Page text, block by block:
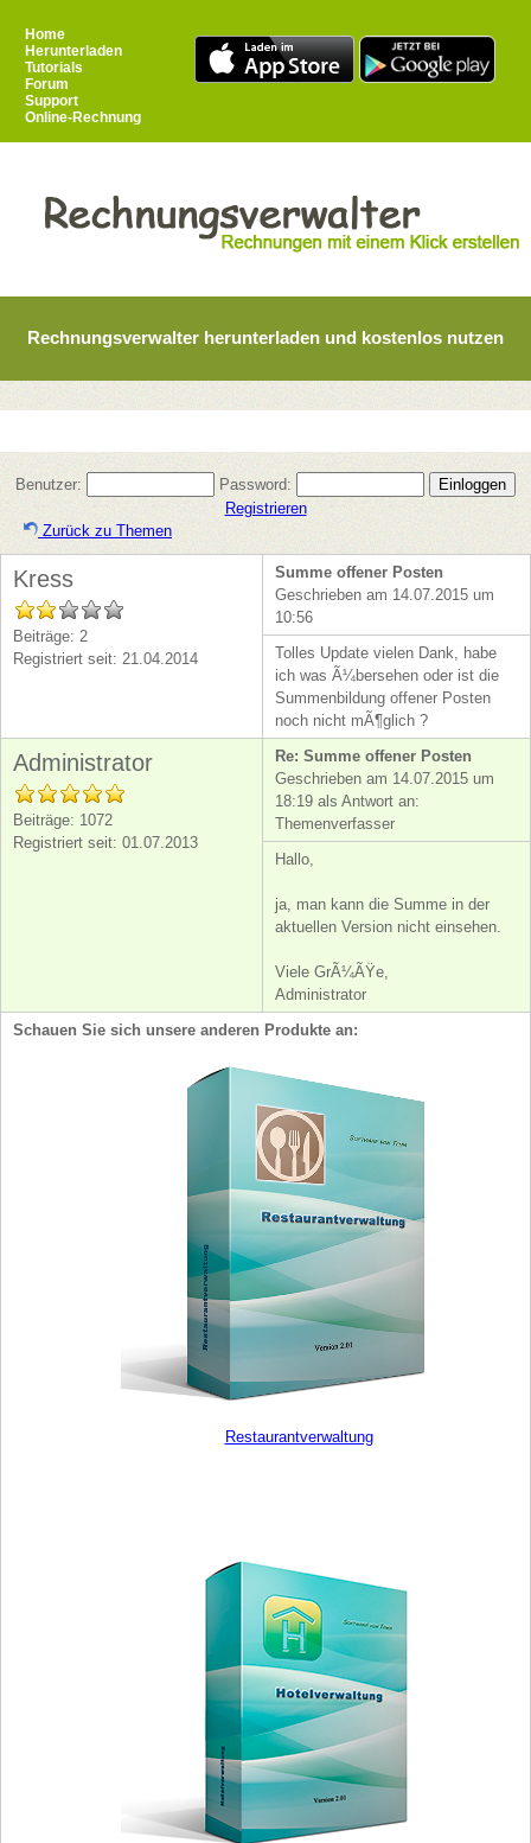
Home
Herunterladen
Tutorials
Forum
Support
Online-Rechnung
Rechnungsverwalter herunterladen und kostenlos nutzen
Benutzer:
Password:
Registrieren
Zurück zu Themen
Kress
Beiträge: 2
Registriert seit: 21.04.2014
Summe offener Posten
Geschrieben am 14.07.2015 um
10:56
Tolles Update vielen Dank, habe
ich was Ã¼bersehen oder ist die
Summenbildung offener Posten
noch nicht mÃ¶glich ?
Administrator
Beiträge: 1072
Registriert seit: 01.07.2013
Re: Summe offener Posten
Geschrieben am 14.07.2015 um
18:19 als Antwort an:
Themenverfasser
Hallo,
ja, man kann die Summe in der
aktuellen Version nicht einsehen.
Viele GrÃ¼ÃŸe,
Administrator
Schauen Sie sich unsere anderen Produkte an:
Restaurantverwaltung